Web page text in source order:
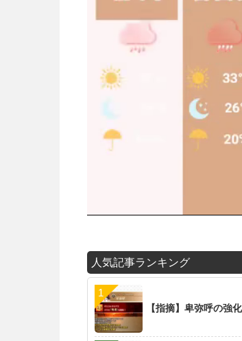
人気記事ランキング
【指摘】卑弥呼の強